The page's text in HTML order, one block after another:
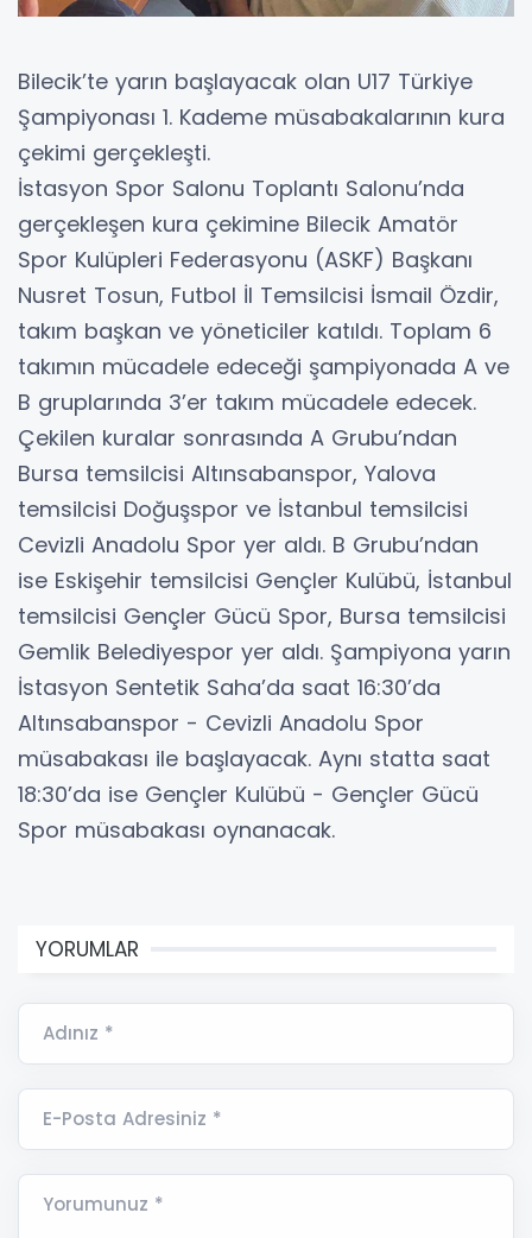
Bilecik’te yarın başlayacak olan U17 Türkiye
Şampiyonası 1. Kademe müsabakalarının kura
çekimi gerçekleşti.
İstasyon Spor Salonu Toplantı Salonu’nda
gerçekleşen kura çekimine Bilecik Amatör
Spor Kulüpleri Federasyonu (ASKF) Başkanı
Nusret Tosun, Futbol İl Temsilcisi İsmail Özdir,
takım başkan ve yöneticiler katıldı. Toplam 6
takımın mücadele edeceği şampiyonada A ve
B gruplarında 3’er takım mücadele edecek.
Çekilen kuralar sonrasında A Grubu’ndan
Bursa temsilcisi Altınsabanspor, Yalova
temsilcisi Doğuşspor ve İstanbul temsilcisi
Cevizli Anadolu Spor yer aldı. B Grubu’ndan
ise Eskişehir temsilcisi Gençler Kulübü, İstanbul
temsilcisi Gençler Gücü Spor, Bursa temsilcisi
Gemlik Belediyespor yer aldı. Şampiyona yarın
İstasyon Sentetik Saha’da saat 16:30’da
Altınsabanspor - Cevizli Anadolu Spor
müsabakası ile başlayacak. Aynı statta saat
18:30’da ise Gençler Kulübü - Gençler Gücü
Spor müsabakası oynanacak.
YORUMLAR
Adınız *
E-Posta Adresiniz *
Yorumunuz *